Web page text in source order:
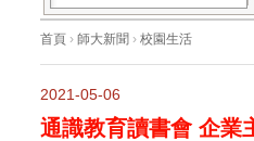
首頁 › 師大新聞 › 校園生活
2021-05-06
通識教育讀書會 企業